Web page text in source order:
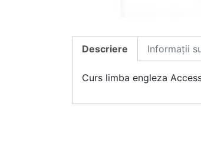
Descriere Informații
Curs limba engleza